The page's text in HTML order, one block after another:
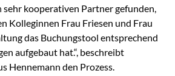
sehr kooperativen Partner gefunden,
Kolleginnen Frau Friesen und Frau
das Buchungstool entsprechend
aufgebaut hat.“, beschreibt
Hennemann den Prozess.